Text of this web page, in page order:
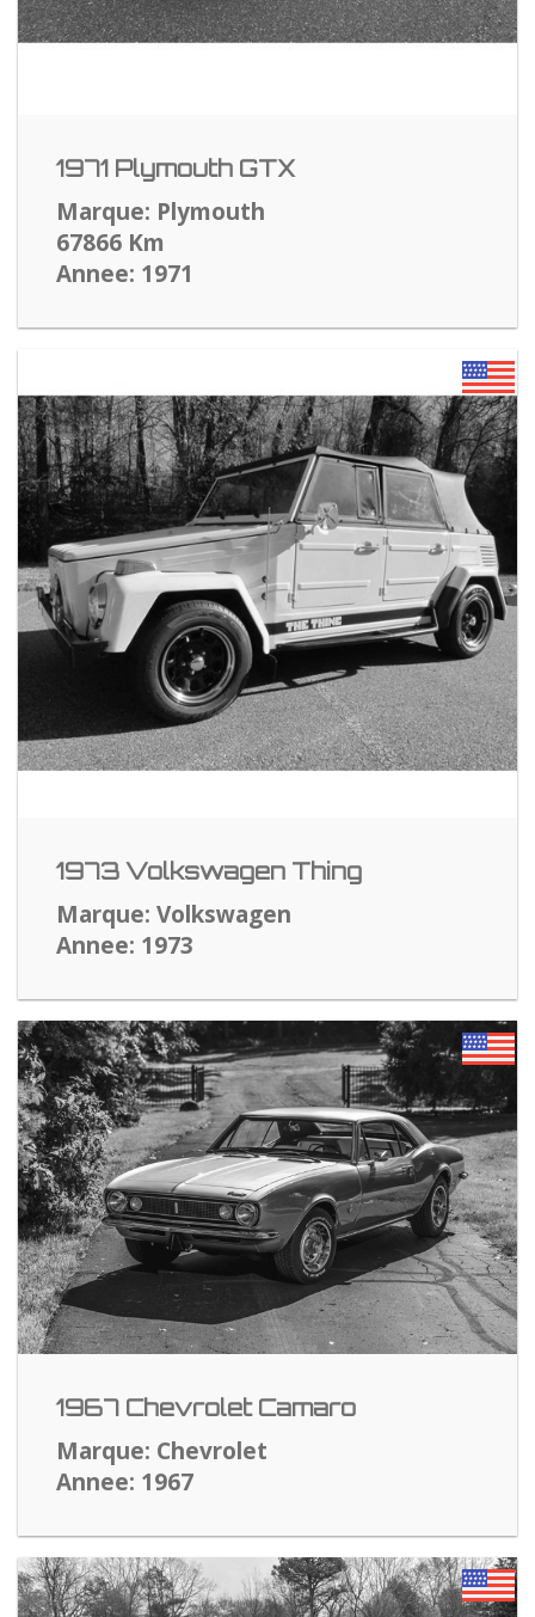
1971 Plymouth GTX
Marque: Plymouth
67866 Km
Annee: 1971
1973 Volkswagen Thing
Marque: Volkswagen
Annee: 1973
1967 Chevrolet Camaro
Marque: Chevrolet
Annee: 1967